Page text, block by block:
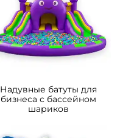
Надувные батуты для
бизнеса с бассейном
шариков